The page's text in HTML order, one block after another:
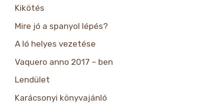
Kikötés
Mire jó a spanyol lépés?
A ló helyes vezetése
Vaquero anno 2017 – ben
Lendület
Karácsonyi könyvajánló